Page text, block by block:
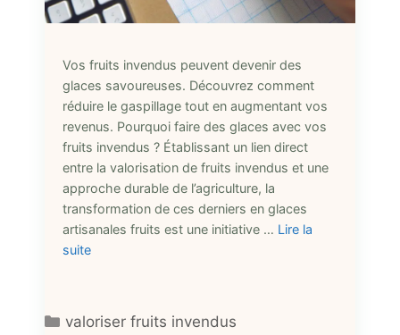
Vos fruits invendus peuvent devenir des
glaces savoureuses. Découvrez comment
réduire le gaspillage tout en augmentant vos
revenus. Pourquoi faire des glaces avec vos
fruits invendus ? Établissant un lien direct
entre la valorisation de fruits invendus et une
approche durable de l’agriculture, la
transformation de ces derniers en glaces
artisanales fruits est une initiative … Lire la
suite
Catégories
valoriser fruits invendus